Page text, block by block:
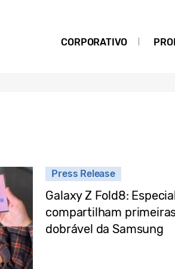
CORPORATIVO
Press Release
Galaxy Z Fold8:
compartilham
dobrável da Samsung